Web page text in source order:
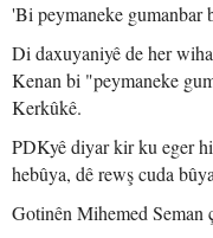
'Bi peymaneke gumanbar
Di daxuyaniyê de her
Kenan bi "peymaneke
Kerkûkê.
PDKyê diyar kir ku eger
hebûya, dê rewş cuda
Gotinên Mihemed Seman